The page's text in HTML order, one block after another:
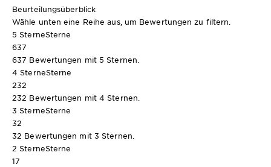
Beurteilungsüberblick
Wähle unten eine Reihe aus, um Bewertungen zu filtern.
5 SterneSterne
637
637 Bewertungen mit 5 Sternen.
4 SterneSterne
232
232 Bewertungen mit 4 Sternen.
3 SterneSterne
32
32 Bewertungen mit 3 Sternen.
2 SterneSterne
17